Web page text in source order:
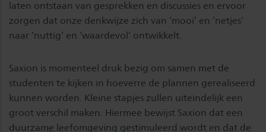
laten ontstaan van gesprekken en discussies en ervoor
zorgen dat onze denkwijze zich van ‘mooi’ en ‘netjes’
naar ‘nuttig’ en ‘waardevol’ ontwikkelt.
Saxion is momenteel druk bezig om samen met de
studenten te kijken in hoeverre de plannen gerealiseerd
kunnen worden. Kleine stapjes zullen uiteindelijk een
groot verschil maken. Hiermee bewijst Saxion dat een
duurzame leefomgeving gestimuleerd wordt en dat de